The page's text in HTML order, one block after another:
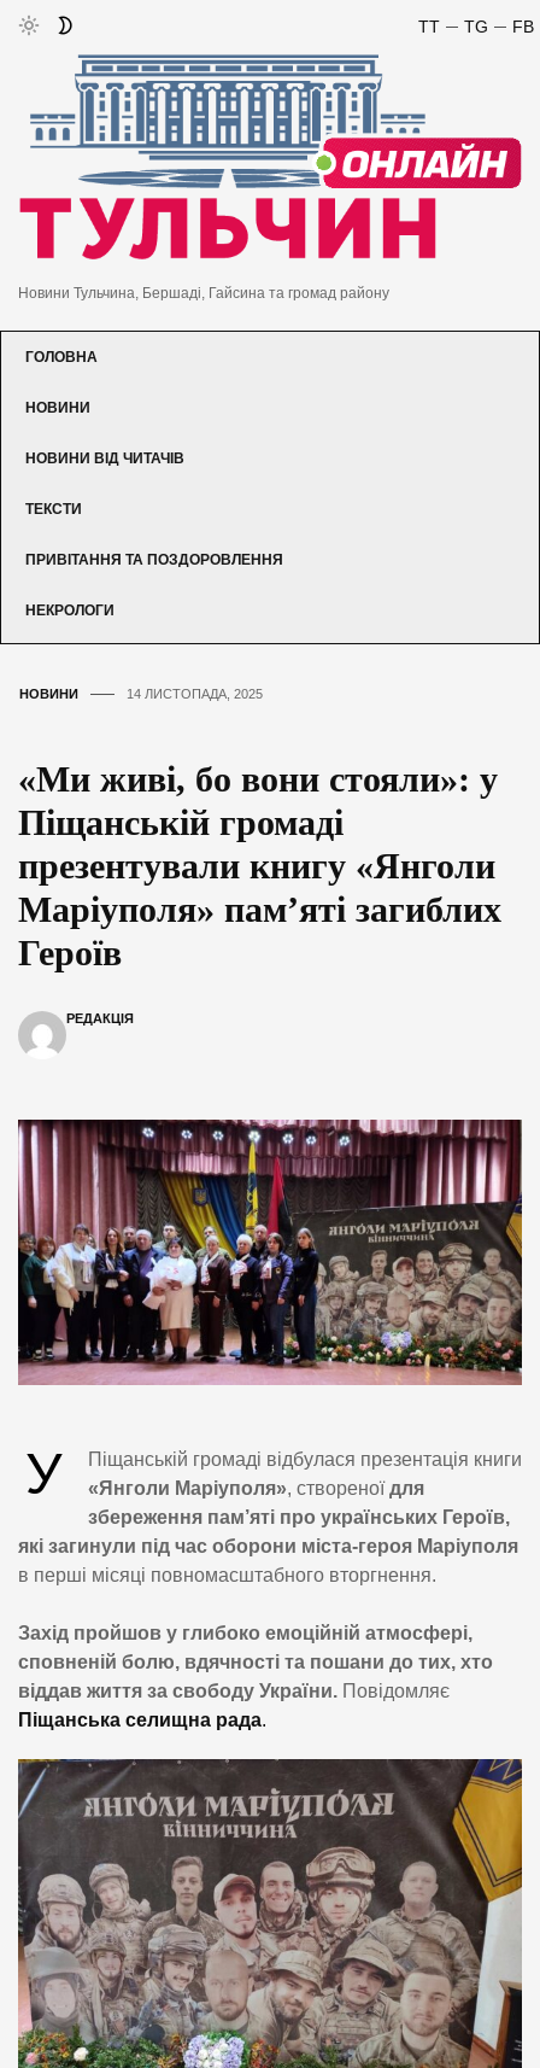
FB
TG
TT
Новини Тульчина, Бершаді, Гайсина та громад району
ГОЛОВНА
НОВИНИ
НОВИНИ ВІД ЧИТАЧІВ
ТЕКСТИ
ПРИВІТАННЯ ТА ПОЗДОРОВЛЕННЯ
НЕКРОЛОГИ
НОВИНИ 14 ЛИСТОПАДА, 2025
«Ми живі, бо вони стояли»: у
Піщанській громаді
презентували книгу «Янголи
Маріуполя» пам’яті загиблих
Героїв
РЕДАКЦІЯ
У
Піщанській громаді відбулася презентація книги
«Янголи Маріуполя», створеноїдля
збереження пам’яті про українських Героїв,
які загинули під час оборони міста-героя Маріуполя
в перші місяці повномасштабного вторгнення.
Захід пройшов у глибоко емоційній атмосфері,
сповненій болю, вдячності та пошани до тих, хто
віддав життя за свободу України. Повідомляє
Піщанська селищна рада.